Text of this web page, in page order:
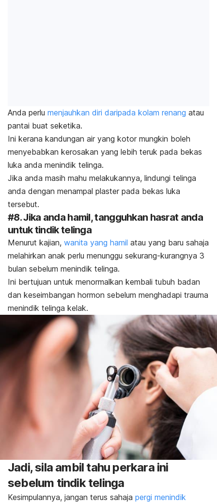
Anda perlu menjauhkan diri daripada kolam renang atau
pantai buat seketika.
Ini kerana kandungan air yang kotor mungkin boleh
menyebabkan kerosakan yang lebih teruk pada bekas
luka anda menindik telinga.
Jika anda masih mahu melakukannya, lindungi telinga
anda dengan menampal plaster pada bekas luka
tersebut.
#8. Jika anda hamil, tangguhkan hasrat anda
untuk tindik telinga
Menurut kajian, wanita yang hamil atau yang baru sahaja
melahirkan anak perlu menunggu sekurang-kurangnya 3
bulan sebelum menindik telinga.
Ini bertujuan untuk menormalkan kembali tubuh badan
dan keseimbangan hormon sebelum menghadapi trauma
menindik telinga kelak.
Jadi, sila ambil tahu perkara ini
sebelum tindik telinga
Kesimpulannya, jangan terus sahaja pergi menindik